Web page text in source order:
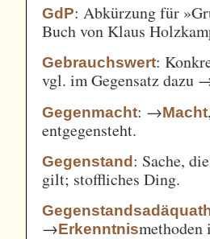
GdP: Abkürzung für
Buch von Klaus
Gebrauchswert:
vgl. im Gegensatz dazu
Gegenmacht: →Macht
entgegensteht.
Gegenstand: Sache,
gilt; stoffliches Ding.
→Erkenntnismethoden